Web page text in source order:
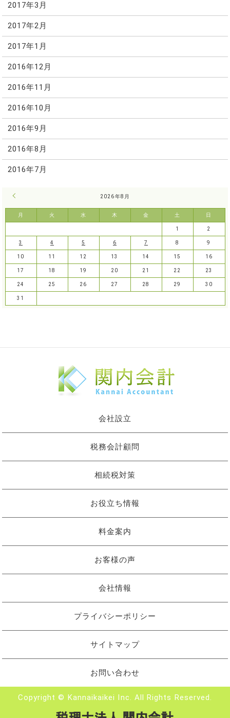
2017年3月
2017年2月
2017年1月
2016年12月
2016年11月
2016年10月
2016年9月
2016年8月
2016年7月
2026年8月
月 火 水 木 金 土 日
1 2
3 4 5 6 7 8 9
10 11 12 13 14 15 16
17 18 19 20 21 22 23
24 25 26 27 28 29 30
31
会社設立
税務会計顧問
相続税対策
お役立ち情報
料金案内
お客様の声
会社情報
プライバシーポリシー
サイトマップ
お問い合わせ
Copyright © Kannaikaikei Inc. All Rights Reserved.